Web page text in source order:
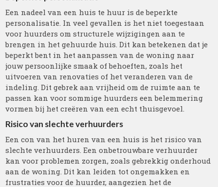
Een nadeel van een huis te huur is de beperkte
personalisatie. In veel gevallen is het niet toegestaan
voor huurders om structurele wijzigingen aan te
brengen in het gehuurde huis. Dit kan betekenen dat je
beperkt bent in het aanpassen van de woning naar
jouw persoonlijke smaak of behoeften, zoals het
uitvoeren van renovaties of het veranderen van de
indeling. Dit gebrek aan vrijheid om de ruimte aan te
passen kan voor sommige huurders een belemmering
vormen bij het creëren van een echt thuisgevoel.
Risico van slechte verhuurders
Een con van het huren van een huis is het risico van
slechte verhuurders. Een onbetrouwbare verhuurder
kan voor problemen zorgen, zoals gebrekkig onderhoud
aan de woning. Dit kan leiden tot ongemakken en
frustraties voor de huurder, aangezien het de